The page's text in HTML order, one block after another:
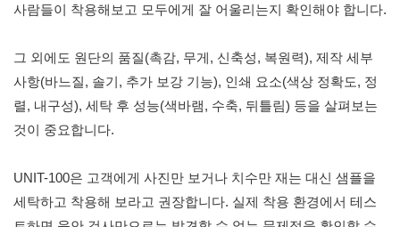
사람들이 착용해보고 모두에게 잘 어울리는지 확인해야 합니다.
그 외에도 원단의 품질(촉감, 무게, 신축성, 복원력), 제작 세부
사항(바느질, 솔기, 추가 보강 기능), 인쇄 요소(색상 정확도, 정
렬, 내구성), 세탁 후 성능(색바램, 수축, 뒤틀림) 등을 살펴보는
것이 중요합니다.
UNIT-100은 고객에게 사진만 보거나 치수만 재는 대신 샘플을
세탁하고 착용해 보라고 권장합니다. 실제 착용 환경에서 테스